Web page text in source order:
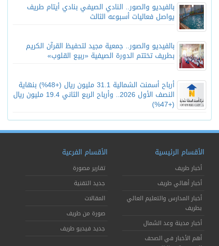
بالفيديو والصور.. النادي الصيفي بنادي أيتام طريف
يواصل فعاليات أسبوعه الثالث
بالفيديو والصور.. جمعية مجيد لتحفيظ القرآن الكريم
بطريف تختتم الدورة الصيفية «ربيع القلوب»
أرباح أسمنت الشمالية 31.1 مليون ريال (+48%) بنهاية
النصف الأول 2026.. وأرباح الربع الثاني 19.4 مليون ريال
(+47%)
الأقسام الرئيسية
أخبار طريف
أخبار أهالي طريف
أخبار المدارس والتعليم العالي
بطريف
أخبار مدينة وعد الشمال
أهم الأخبار في الصحف
الأقسام الفرعية
تقارير مصورة
جديد التقنية
المقالات
صورة من طريف
جديد فيديو طريف